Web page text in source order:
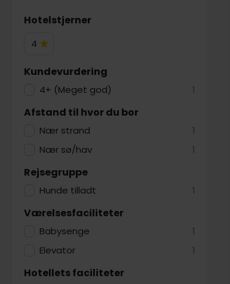
Hotelstjerner
4
4
Kundevurdering
4+ (Meget god) 1
Afstand til hvor du bor
Nær strand 1
Nær sø/hav 1
Rejsegruppe
Hunde tilladt 1
Værelsesfaciliteter
Babysenge 1
Elevator 1
Hotellets faciliteter